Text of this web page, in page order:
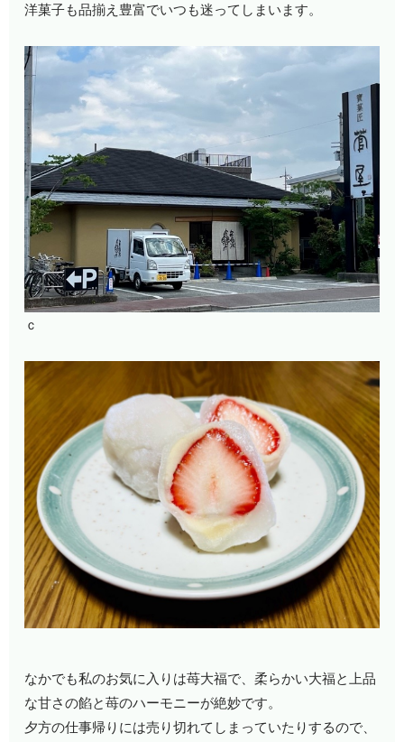
洋菓子も品揃え豊富でいつも迷ってしまいます。
ｃ
なかでも私のお気に入りは苺大福で、柔らかい大福と上品
な甘さの餡と苺のハーモニーが絶妙です。
夕方の仕事帰りには売り切れてしまっていたりするので、